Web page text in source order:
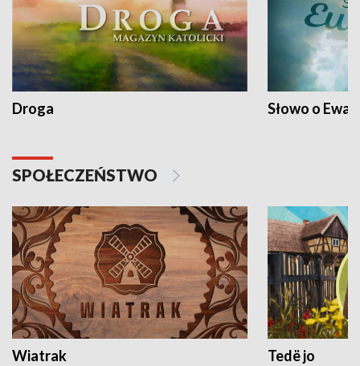
Droga Słowo o
SPOŁECZEŃSTWO
Wiatrak Tedë jo